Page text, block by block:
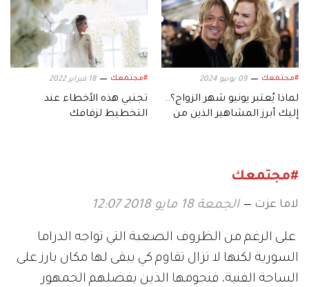
#مجتمعك 09 يونيو 2024
لماذا يُعتبر يونيو شهر الزواج؟..
إليك أبرز المشاهير الذين من
#مجتمعك 18 فبراير 2022
تجنبي هذه الأخطاء عند
التخطيط لزفافك
#مجتمعك
لاما عزت الجمعة 18 مايو 2018 12:07
على الرغم من الظروف الصعبة التي تواجه الدراما
السورية لكنها لا تزال تقاوم كي يبقى لها مكان بارز على
الساحة الفنية، فنجومها الذين يفضلهم الجمهور